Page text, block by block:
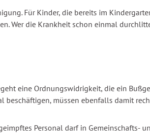
Für Kinder, die bereits im
Wer die Krankheit schon einmal
eine Ordnungswidrigkeit, die ein
beschäftigen, müssen ebenfalls damit
Personal darf in Gemeinschafts-